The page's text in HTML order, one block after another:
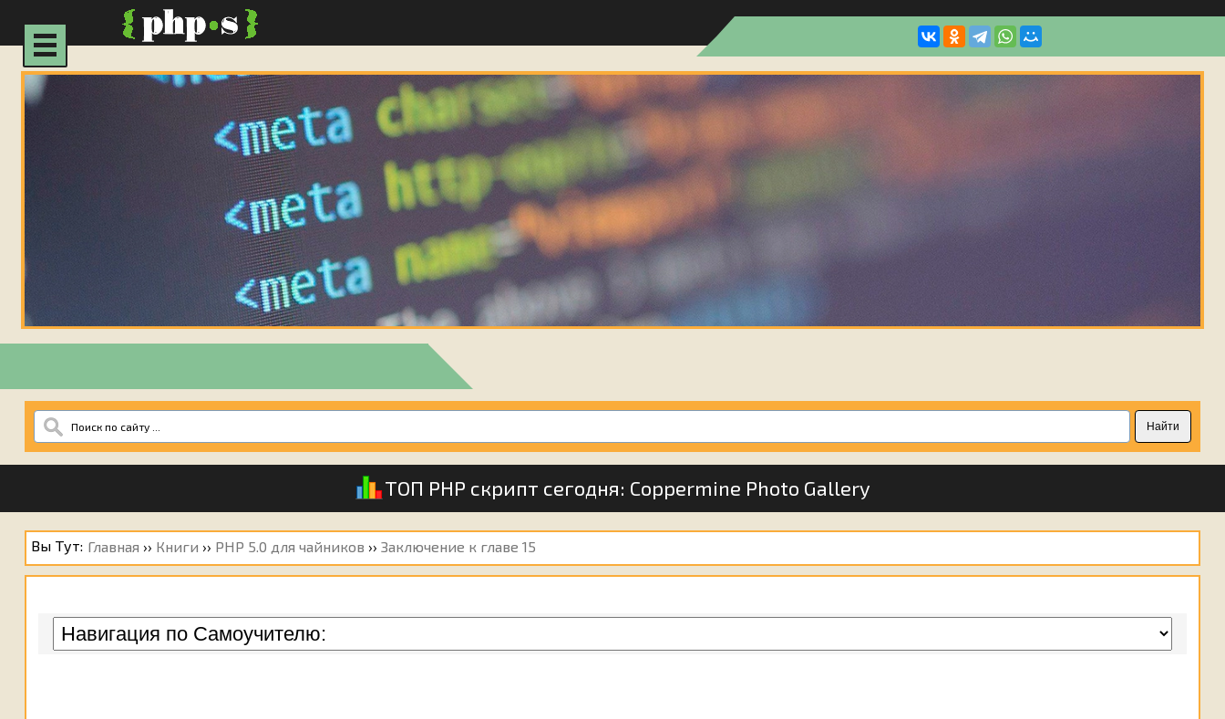
ТОП PHP скрипт сегодня: Coppermine Photo Gallery
Вы Тут: Главная ›› Книги ›› PHP 5.0 для чайников ›› Заключение к главе 15